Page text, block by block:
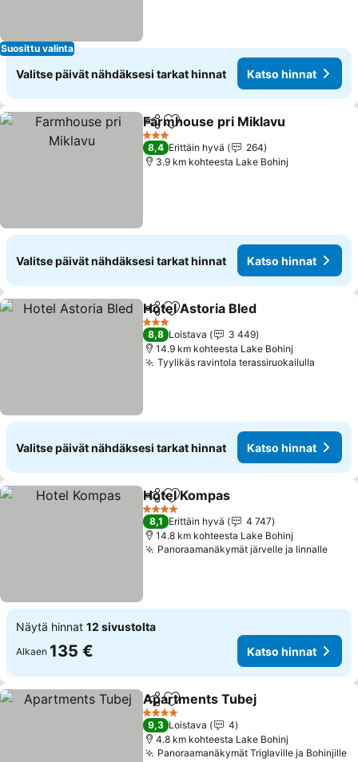
Suosittu valinta
Valitse päivät nähdäksesi tarkat hinnat Katso hinnat
Jaa Lisää suosikkeihin
Farmhouse pri Miklavu
3 Tähtiluokitus
8,4 Erittäin hyvä
264
3.9 km kohteesta Lake Bohinj
Valitse päivät nähdäksesi tarkat hinnat Katso hinnat
Jaa Lisää suosikkeihin
Hotel Astoria Bled
3 Tähtiluokitus
8,8 Loistava
3 449
14.9 km kohteesta Lake Bohinj
Tyylikäs ravintola terassiruokailulla
Valitse päivät nähdäksesi tarkat hinnat Katso hinnat
Jaa Lisää suosikkeihin
Hotel Kompas
4 Tähtiluokitus
8,1 Erittäin hyvä
4 747
14.8 km kohteesta Lake Bohinj
Panoraamanäkymät järvelle ja linnalle
Näytä hinnat 12 sivustolta
Alkaen 135 € Katso hinnat
Jaa Lisää suosikkeihin
Apartments Tubej
4 Tähtiluokitus
9,3 Loistava
4
4.8 km kohteesta Lake Bohinj
Panoraamanäkymät Triglaville ja Bohinjille